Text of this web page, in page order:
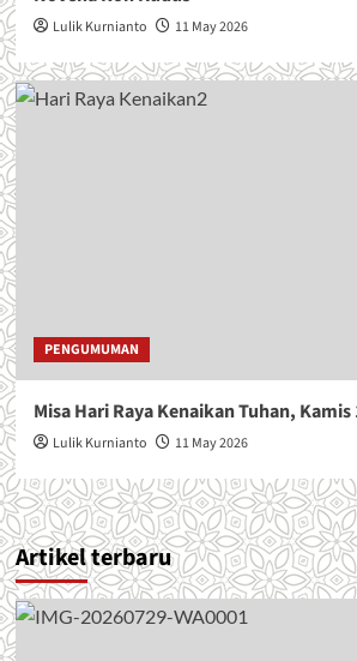
k
e
5
8
Lulik Kurnianto 11 May 2026
PENGUMUMAN
Misa Hari Raya Kenaikan Tuhan, Kamis
Lulik Kurnianto 11 May 2026
Artikel terbaru